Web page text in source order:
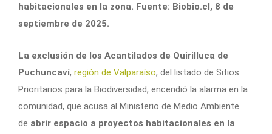
habitacionales en la zona. Fuente: Biobio.cl, 8 de
septiembre de 2025.
La exclusión de los Acantilados de Quirilluca de
Puchuncaví, región de Valparaíso, del listado de Sitios
Prioritarios para la Biodiversidad, encendió la alarma en la
comunidad, que acusa al Ministerio de Medio Ambiente
de abrir espacio a proyectos habitacionales en la